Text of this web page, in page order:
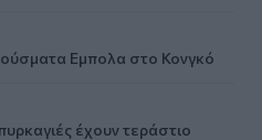
Εμπολα στο Κονγκό
έχουν τεράστιο